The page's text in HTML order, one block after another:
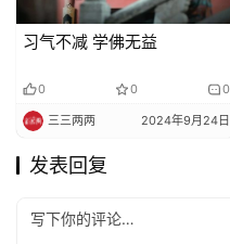
习气不减 学佛无益
0 0 0
三三两两 2024年9月24日
发表回复